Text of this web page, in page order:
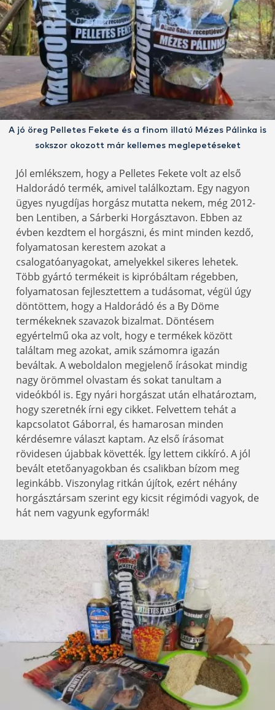
A jó öreg Pelletes Fekete és a finom illatú Mézes Pálinka is
sokszor okozott már kellemes meglepetéseket
Jól emlékszem, hogy a Pelletes Fekete volt az első
Haldorádó termék, amivel találkoztam. Egy nagyon
ügyes nyugdíjas horgász mutatta nekem, még 2012-
ben Lentiben, a Sárberki Horgásztavon. Ebben az
évben kezdtem el horgászni, és mint minden kezdő,
folyamatosan kerestem azokat a
csalogatóanyagokat, amelyekkel sikeres lehetek.
Több gyártó termékeit is kipróbáltam régebben,
folyamatosan fejlesztettem a tudásomat, végül úgy
döntöttem, hogy a Haldorádó és a By Döme
termékeknek szavazok bizalmat. Döntésem
egyértelmű oka az volt, hogy e termékek között
találtam meg azokat, amik számomra igazán
beváltak. A weboldalon megjelenő írásokat mindig
nagy örömmel olvastam és sokat tanultam a
videókból is. Egy nyári horgászat után elhatároztam,
hogy szeretnék írni egy cikket. Felvettem tehát a
kapcsolatot Gáborral, és hamarosan minden
kérdésemre választ kaptam. Az első írásomat
rövidesen újabbak követték. Így lettem cikkíró. A jól
bevált etetőanyagokban és csalikban bízom meg
leginkább. Viszonylag ritkán újítok, ezért néhány
horgásztársam szerint egy kicsit régimódi vagyok, de
hát nem vagyunk egyformák!